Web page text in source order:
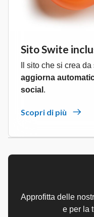
Sito Swite
Il sito che si crea
aggiorna
social .
Scopri di più
Approfitta delle
e per la